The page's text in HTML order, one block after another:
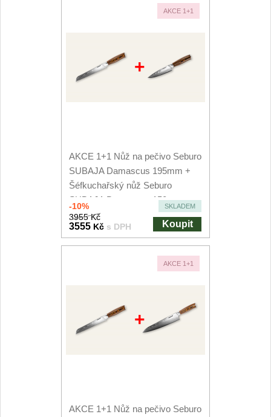
AKCE 1+1
+
AKCE 1+1 Nůž na pečivo Seburo
SUBAJA Damascus 195mm +
Šéfkuchařský nůž Seburo
SUBAJA Damascus 150mm
-10% SKLADEM
3955 Kč
3555 Kč s DPH Koupit
AKCE 1+1
+
AKCE 1+1 Nůž na pečivo Seburo